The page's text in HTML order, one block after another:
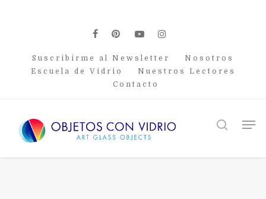
facebook
pinterest
youtubeinstagram
Suscribirme al Newsletter
Nosotros
Escuela de Vidrio
Nuestros Lectores
Contacto
search